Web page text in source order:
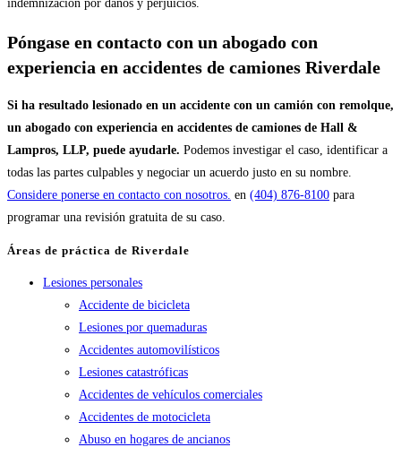
indemnización por daños y perjuicios.
Póngase en contacto con un abogado con
experiencia en accidentes de camiones Riverdale
Si ha resultado lesionado en un accidente con un camión con remolque,
un abogado con experiencia en accidentes de camiones de Hall &
Lampros, LLP, puede ayudarle. Podemos investigar el caso, identificar a
todas las partes culpables y negociar un acuerdo justo en su nombre.
Considere ponerse en contacto con nosotros. en (404) 876-8100 para
programar una revisión gratuita de su caso.
Áreas de práctica de Riverdale
Lesiones personales
Accidente de bicicleta
Lesiones por quemaduras
Accidentes automovilísticos
Lesiones catastróficas
Accidentes de vehículos comerciales
Accidentes de motocicleta
Abuso en hogares de ancianos